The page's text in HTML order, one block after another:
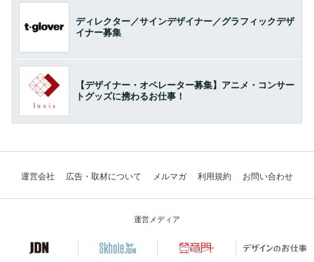
ディレクター／サインデザイナー／グラフィックデザ
イナー募集
【デザイナー・オペレーター募集】アニメ・コンサー
トグッズに携わるお仕事！
運営会社 広告・取材について メルマガ 利用規約 お問い合わせ
運営メディア